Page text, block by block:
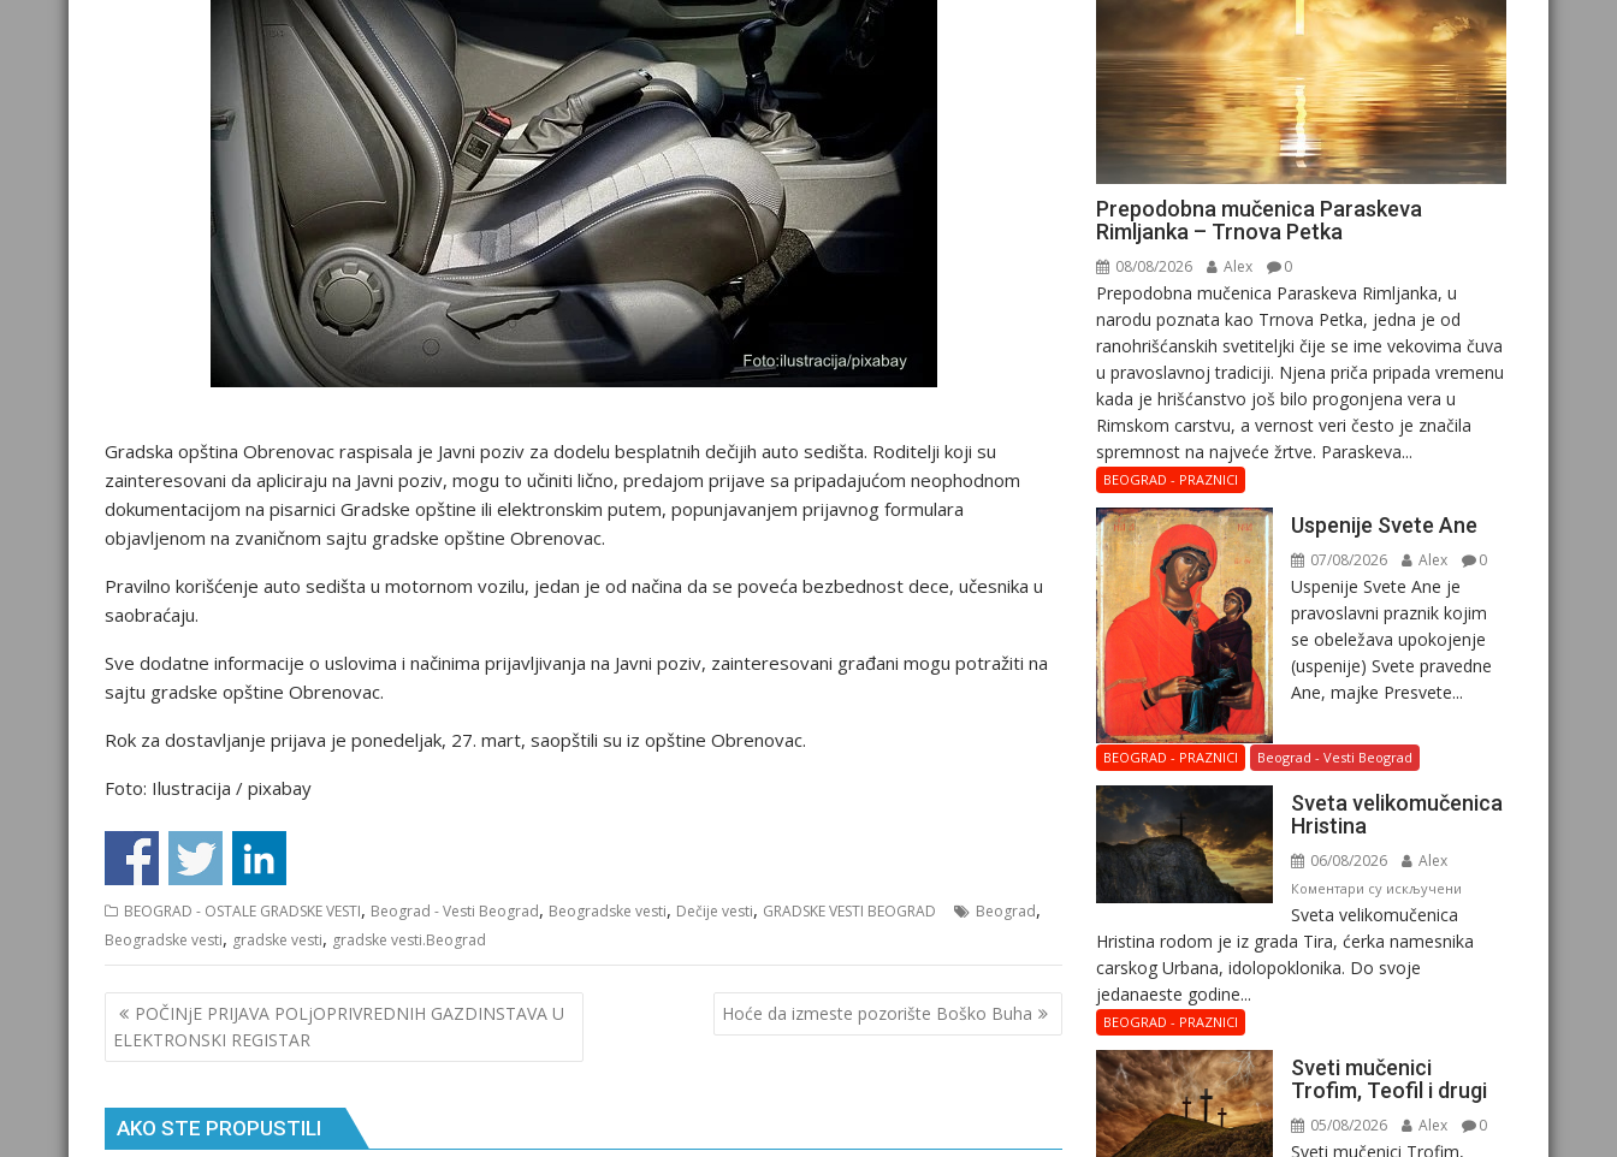
Gradska opština Obrenovac raspisala je Javni poziv za dodelu besplatnih dečijih auto sedišta. Roditelji koji su
zainteresovani da apliciraju na Javni poziv, mogu to učiniti lično, predajom prijave sa pripadajućom neophodnom
dokumentacijom na pisarnici Gradske opštine ili elektronskim putem, popunjavanjem prijavnog formulara
objavljenom na zvaničnom sajtu gradske opštine Obrenovac.
Pravilno korišćenje auto sedišta u motornom vozilu, jedan je od načina da se poveća bezbednost dece, učesnika u
saobraćaju.
Sve dodatne informacije o uslovima i načinima prijavljivanja na Javni poziv, zainteresovani građani mogu potražiti na
sajtu gradske opštine Obrenovac.
Rok za dostavljanje prijava je ponedeljak, 27. mart, saopštili su iz opštine Obrenovac.
Foto: Ilustracija / pixabay
BEOGRAD - OSTALE GRADSKE VESTI, Beograd - Vesti Beograd, Beogradske vesti, Dečije vesti, GRADSKE VESTI BEOGRAD Beograd,
Beogradske vesti, gradske vesti, gradske vesti.Beograd
Кретање
чланка
POČINjE PRIJAVA POLjOPRIVREDNIH GAZDINSTAVA U
ELEKTRONSKI REGISTAR
Hoće da izmeste pozorište Boško Buha
AKO STE PROPUSTILI
Prepodobna mučenica Paraskeva
Rimljanka – Trnova Petka
08/08/2026 Alex 0
Prepodobna mučenica Paraskeva Rimljanka, u
narodu poznata kao Trnova Petka, jedna je od
ranohrišćanskih svetiteljki čije se ime vekovima čuva
u pravoslavnoj tradiciji. Njena priča pripada vremenu
kada je hrišćanstvo još bilo progonjena vera u
Rimskom carstvu, a vernost veri često je značila
spremnost na najveće žrtve. Paraskeva...
BEOGRAD - PRAZNICI
Uspenije Svete Ane
07/08/2026 Alex 0
Uspenije Svete Ane je
pravoslavni praznik kojim
se obeležava upokojenje
(uspenije) Svete pravedne
Ane, majke Presvete...
BEOGRAD - PRAZNICI Beograd - Vesti Beograd
Svеta vеlikоmučеnica
Hristina
06/08/2026 Alex
Коментари су искљученина
vеlikоmučеnica
Svеta vеlikоmučеnica
Hristina rodom je iz grada Tira, ćerka namesnika
carskog Urbana, idolopoklonika. Dо svоје
јеdanaеstе gоdinе...
BEOGRAD - PRAZNICI
Sveti mučenici
Trofim, Teofil i drugi
05/08/2026 Alex 0
Sveti mučenici Trofim,